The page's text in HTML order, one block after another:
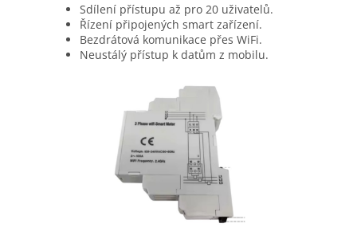
Sdílení přístupu až pro 20 uživatelů.
Řízení připojených smart zařízení.
Bezdrátová komunikace přes WiFi.
Neustálý přístup k datům z mobilu.